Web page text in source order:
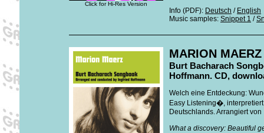
Click for Hi-Res Version
Info (PDF): Deutsch / English
Music samples: Snippet 1 /
MARION MAERZ
Burt Bacharach
Hoffmann. CD,
Welch eine Entdeckung:
Easy Listening�,
Deutschlands. Arrangiert
What a discovery: Beautiful